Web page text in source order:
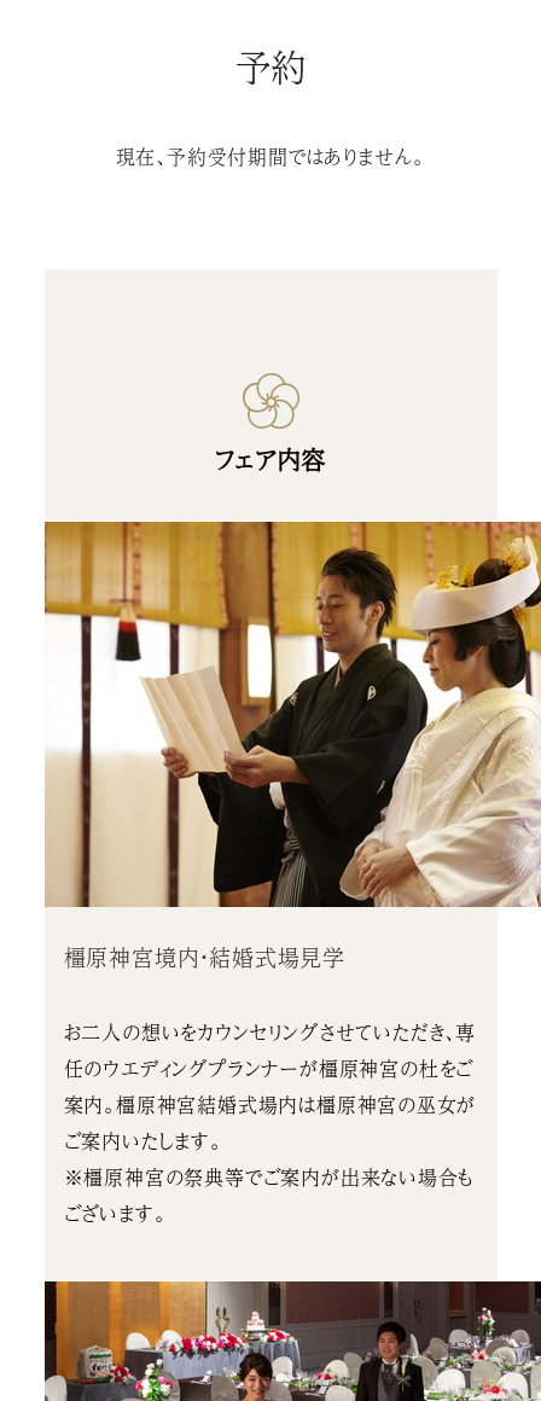
予約
現在、予約受付期間ではありません。
フェア内容
橿原神宮境内・結婚式場見学
お二人の想いをカウンセリングさせていただき、専
任のウエディングプランナーが橿原神宮の杜をご
案内。橿原神宮結婚式場内は橿原神宮の巫女が
ご案内いたします。
※橿原神宮の祭典等でご案内が出来ない場合も
ございます。